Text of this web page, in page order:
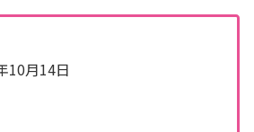
10月14日